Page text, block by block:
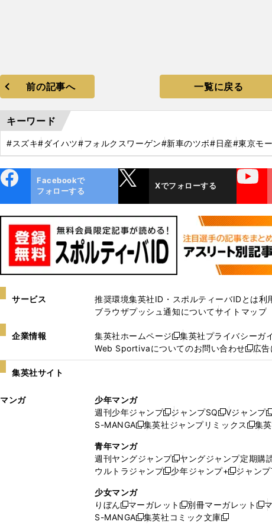
前の記事へ 一覧に戻る
キーワード
#スズキ#ダイハツ#フォルクスワーゲン#新車のツボ#日産#東京モ
ok
Facebookで
フォローする
Xでフォローする
YouTube
サービス 推奨環境集英社ID・スポルティーバIDとは利
ブラウザプッシュ通知についてサイトマップ
企業情報 集英社ホームページ
新
し
い
ド
ウ
く
集英社プライバシーガ
Web Sportivaについてのお問い合わせ
新
し
ン
ド
開
く
広
集英社サイト
マンガ
少年マンガ
週刊少年ジャンプ
新
し
ィ
ン
ウ
で
ジャンプSQ
新
し
ィ
ン
ウ
で
Vジャンプ
新
で
S-MANGA
新
い
ウ
ィ
ン
ド
ウ
集英社ジャンプリミックス
新
ウ
ィ
ド
集
青年マンガ
週刊ヤングジャンプ
新
し
ィ
ン
ヤングジャンプ定期購
ウルトラジャンプ
新
ウ
ィ
少年ジャンプ+
新
ウ
ジャン
少女マンガ
りぼん
新
し
マーガレット
新
し
別冊マーガレット新
S-MANGA
新
集英社コミック文庫
新